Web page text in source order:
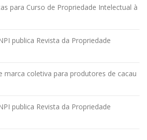
para Curso de Propriedade Intelectual à
publica Revista da Propriedade
marca coletiva para produtores de cacau
publica Revista da Propriedade